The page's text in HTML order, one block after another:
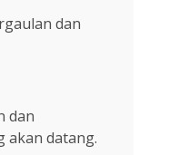
dan
dan
akan datang.